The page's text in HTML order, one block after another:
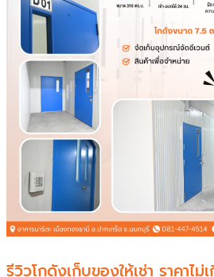
รีวิวโกดังเก็บของให้เช่า ราคาไ